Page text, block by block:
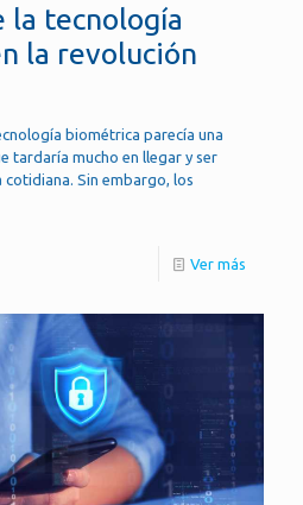
la tecnología
la revolución
biométrica parecía una
tardaría mucho en llegar y ser
Sin embargo, los
Ver más